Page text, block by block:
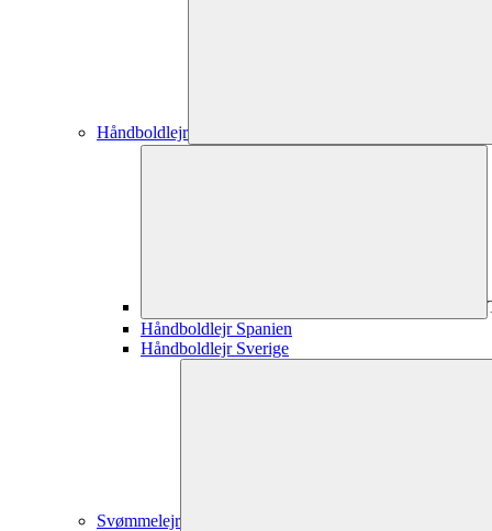
Håndboldlejr
Håndboldlejr Spanien
Håndboldlejr Sverige
Svømmelejr